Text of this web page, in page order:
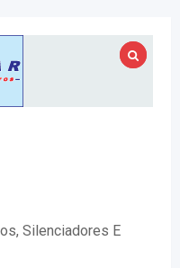
Silenciadores E